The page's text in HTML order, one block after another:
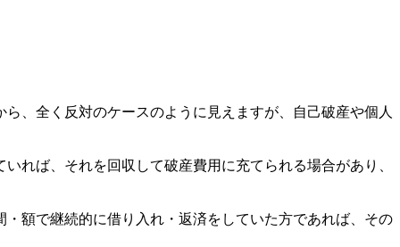
、全く反対のケースのように見えますが、自己破産や個人
れば、それを回収して破産費用に充てられる場合があり、
額で継続的に借り入れ・返済をしていた方であれば、その